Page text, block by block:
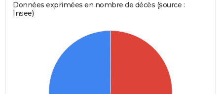
Données exprimées en nombre de décès (source :
Insee)